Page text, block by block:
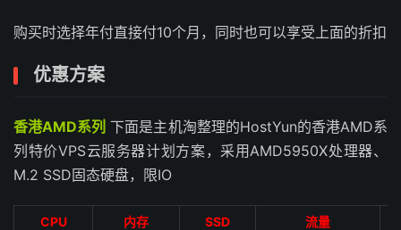
购买时选择年付直接付10个月，同时也可以享受上面的折扣
优惠方案
香港AMD系列 下面是主机淘整理的HostYun的香港AMD系
列特价VPS云服务器计划方案，采用AMD5950X处理器、
M.2 SSD固态硬盘，限IO
CPU 内存 SSD 流量